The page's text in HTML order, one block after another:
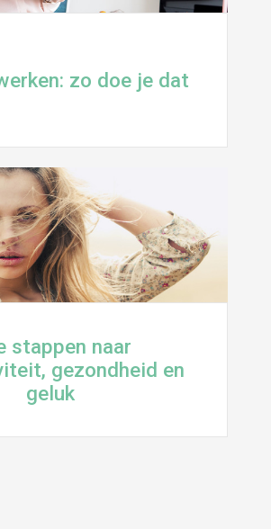
zo doe je dat
stappen naar
gezondheid en
geluk